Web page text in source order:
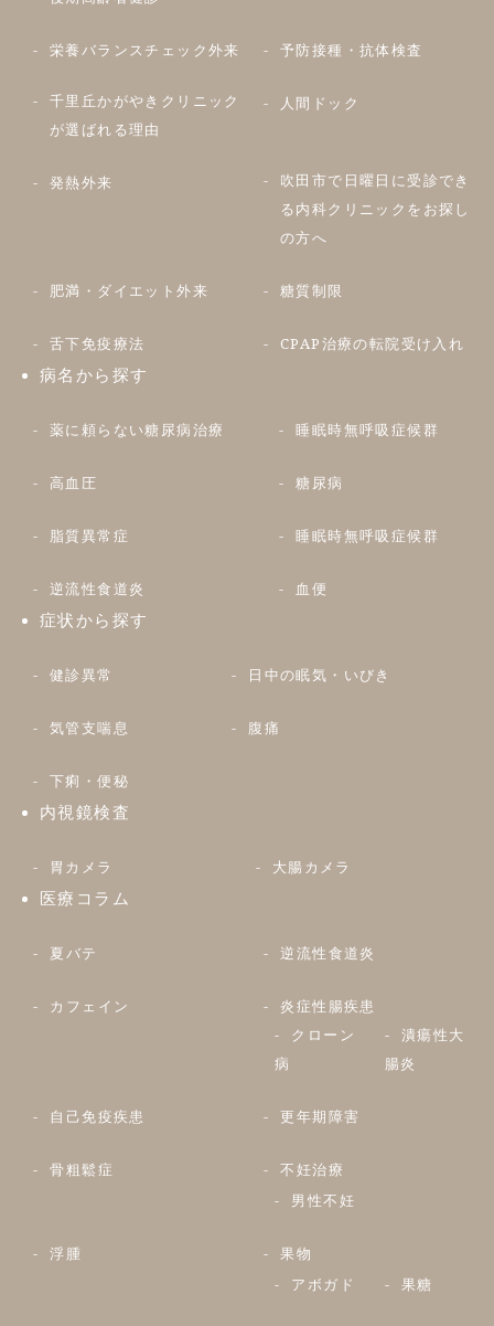
栄養バランスチェック外来 予防接種・抗体検査
千里丘かがやきクリニック
が選ばれる理由
人間ドック
発熱外来
吹田市で日曜日に受診でき
る内科クリニックをお探し
の方へ
肥満・ダイエット外来 糖質制限
舌下免疫療法 CPAP治療の転院受け入れ
病名から探す
薬に頼らない糖尿病治療 睡眠時無呼吸症候群
高血圧 糖尿病
脂質異常症 睡眠時無呼吸症候群
逆流性食道炎 血便
症状から探す
健診異常 日中の眠気・いびき
気管支喘息 腹痛
下痢・便秘
内視鏡検査
胃カメラ 大腸カメラ
医療コラム
夏バテ 逆流性食道炎
カフェイン
炎症性腸疾患
クローン
病
潰瘍性大
腸炎
自己免疫疾患 更年期障害
骨粗鬆症
不妊治療
男性不妊
浮腫
果物
アボガド
果糖